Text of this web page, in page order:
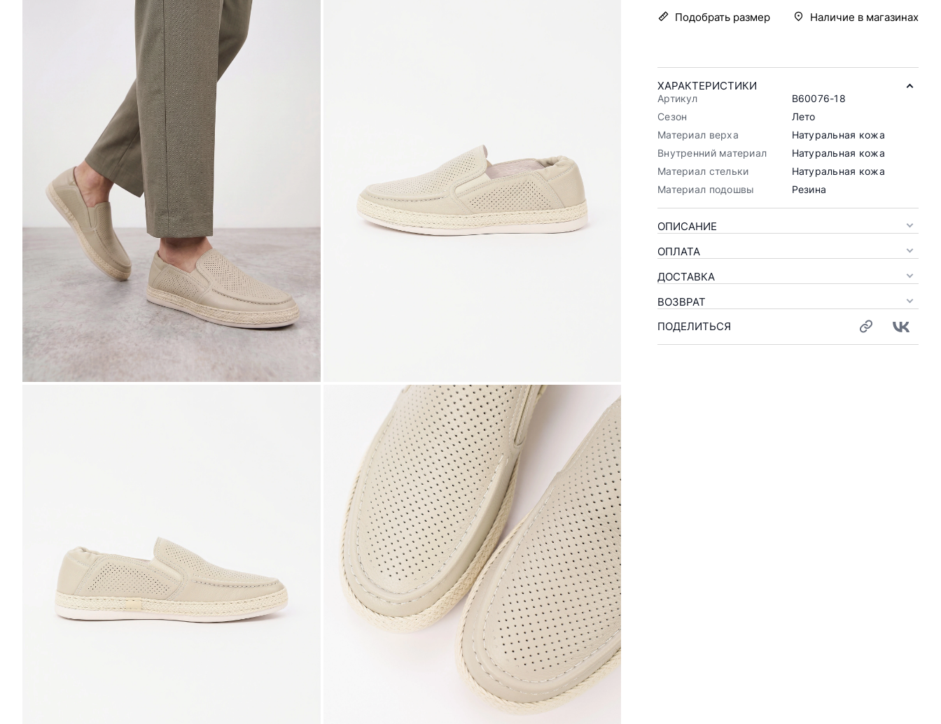
Подобрать размер Наличие в магазинах
ХАРАКТЕРИСТИКИ
Артикул
B60076-18
Сезон
Лето
Материал верха
Натуральная кожа
Внутренний материал
Натуральная кожа
Материал стельки
Натуральная кожа
Материал подошвы
Резина
ОПИСАНИЕ
ОПЛАТА
ДОСТАВКА
ВОЗВРАТ
ПОДЕЛИТЬСЯ